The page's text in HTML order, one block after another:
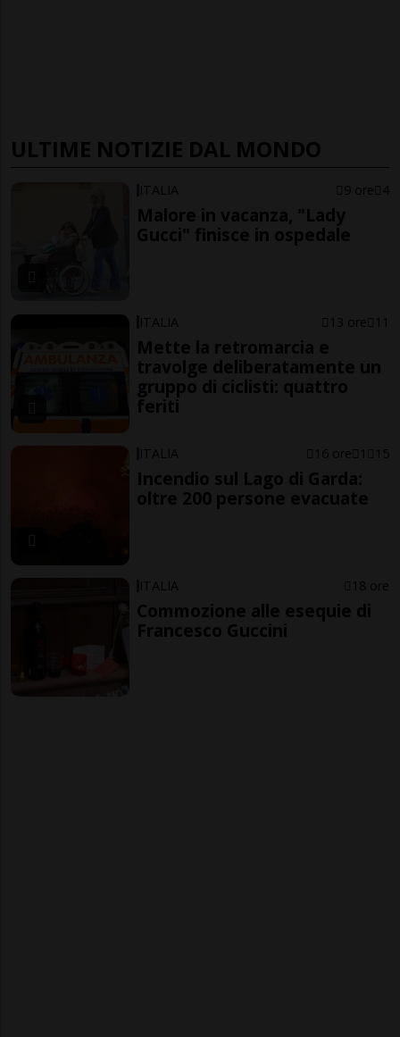
ULTIME NOTIZIE DAL MONDO
ITALIA 9 ore 4
Malore in vacanza, "Lady
Gucci" finisce in ospedale
ITALIA 13 ore 11
Mette la retromarcia e
travolge deliberatamente un
gruppo di ciclisti: quattro
feriti
ITALIA 16 ore 1 15
Incendio sul Lago di Garda:
oltre 200 persone evacuate
ITALIA 18 ore
Commozione alle esequie di
Francesco Guccini